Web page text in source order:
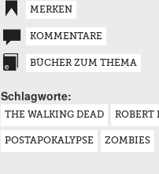
MERKEN
KOMMENTARE
BÜCHER ZUM THEMA
Schlagworte:
THE WALKING DEAD ROBERT
POSTAPOKALYPSE ZOMBIES